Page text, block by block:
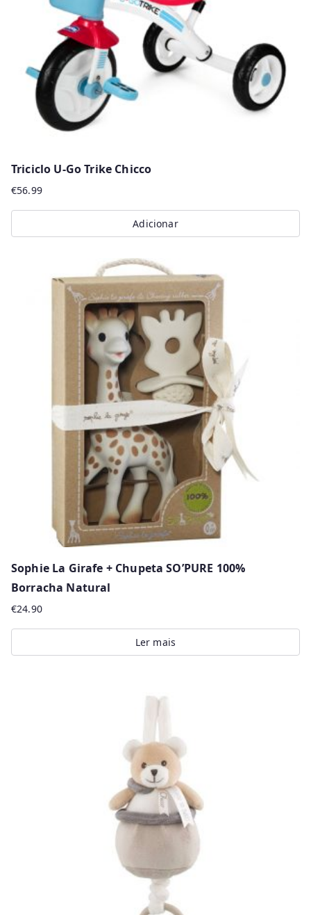
Triciclo U-Go Trike Chicco
€56.99
Adicionar
Sophie La Girafe + Chupeta SO’PURE 100%
Borracha Natural
€24.90
Ler mais